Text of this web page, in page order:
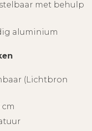
met behulp
aluminium
(Lichtbron
cm